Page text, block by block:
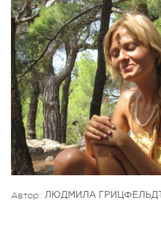
Автор: ЛЮДМИЛА ГРИЦФЕЛЬДТ